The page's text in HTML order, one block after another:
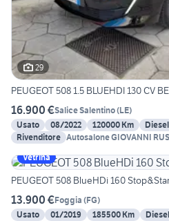
29
PEUGEOT 508 1.5 BLUEHDI 130 CV
16.900 €Salice Salentino(LE)
Usato
08/2022 120000 Km Diesel
Rivenditore Autosalone GIOVANNI
Vetrina
PEUGEOT 508 BlueHDi 160
13.900 €Foggia (FG)
Usato
01/2019 185500 Km Diesel